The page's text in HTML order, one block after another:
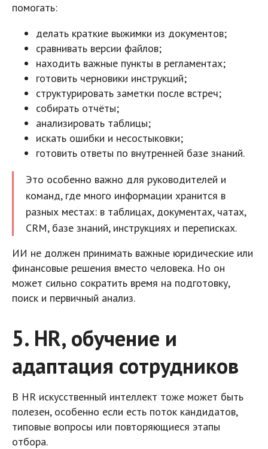
помогать:
делать краткие выжимки из документов;
сравнивать версии файлов;
находить важные пункты в регламентах;
готовить черновики инструкций;
структурировать заметки после встреч;
собирать отчёты;
анализировать таблицы;
искать ошибки и несостыковки;
готовить ответы по внутренней базе знаний.
Это особенно важно для руководителей и
команд, где много информации хранится в
разных местах: в таблицах, документах, чатах,
CRM, базе знаний, инструкциях и переписках.
ИИ не должен принимать важные юридические или
финансовые решения вместо человека. Но он
может сильно сократить время на подготовку,
поиск и первичный анализ.
5. HR, обучение и
адаптация сотрудников
В HR искусственный интеллект тоже может быть
полезен, особенно если есть поток кандидатов,
типовые вопросы или повторяющиеся этапы
отбора.